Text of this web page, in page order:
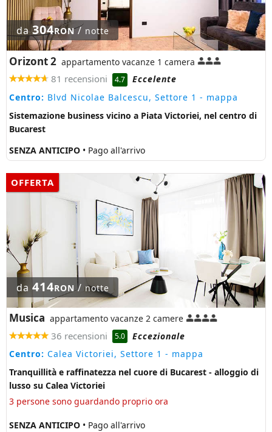
da304RON/ notte
Orizont 2 appartamento vacanze 1 camera
81 recensioni 4.7
Eccelente
Centro: Blvd Nicolae Balcescu, Settore 1 - mappa
Sistemazione business vicino a Piata Victoriei, nel centro di
Bucarest
SENZA ANTICIPO • Pago all'arrivo
OFFERTA
da 414RON/notte
Musica appartamento vacanze 2 camere
36 recensioni 5.0
Eccezionale
Centro: Calea Victoriei, Settore 1 - mappa
Tranquillità e raffinatezza nel cuore di Bucarest - alloggio di
lusso su Calea Victoriei
3 persone sono guardando proprio ora
SENZA ANTICIPO • Pago all'arrivo